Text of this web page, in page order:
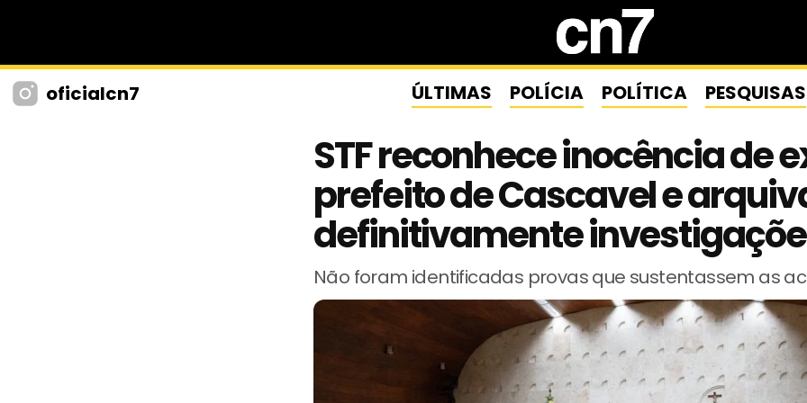
oficialcn7 ÚLTIMAS POLÍCIA POLÍTICA PESQUISAS
STF reconhece inocência de
prefeito de Cascavel e
definitivamente
Não foram identificadas provas que sustentassem as